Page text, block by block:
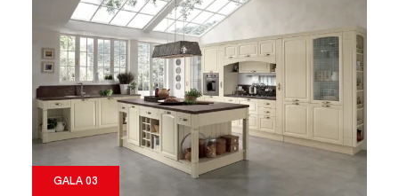
GALA 03